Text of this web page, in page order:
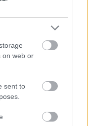
on web or
sent to
meg. Így került
Koriander
meg, és egy kis
maradt más,